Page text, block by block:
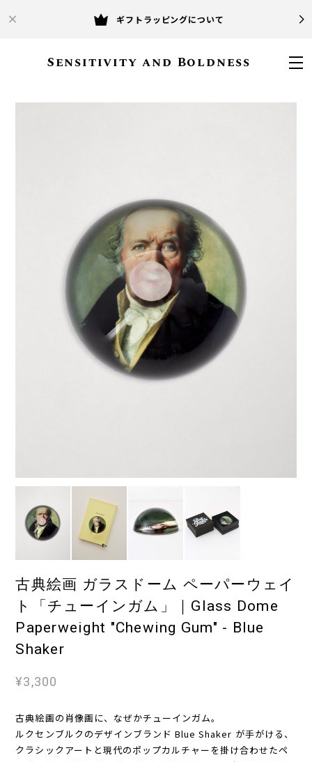
ギフトラッピングについて
Sensitivity and Boldness
古典絵画 ガラスドーム ペーパーウェイ
ト「チューインガム」｜Glass Dome
Paperweight "Chewing Gum" - Blue
Shaker
¥3,300
古典絵画の肖像画に、なぜかチューインガム。
ルクセンブルクのデザインブランド Blue Shaker が手がける、
クラシックアートと現代のポップカルチャーを掛け合わせたペ